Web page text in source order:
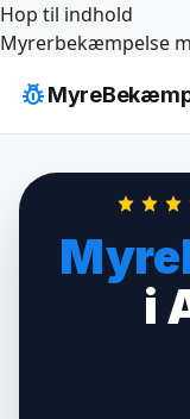
Hop til indhold
Myrerbekæmpelse
pest_control
i